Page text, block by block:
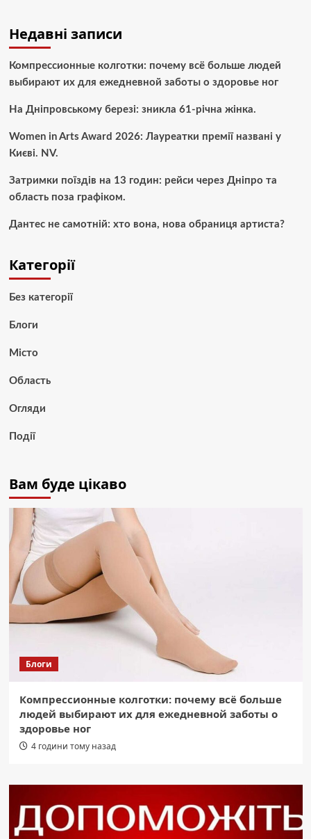
Недавні записи
Компрессионные колготки: почему всё больше людей
выбирают их для ежедневной заботы о здоровье ног
На Дніпровському березі: зникла 61-річна жінка.
Women in Arts Award 2026: Лауреатки премії названі у
Києві. NV.
Затримки поїздів на 13 годин: рейси через Дніпро та
область поза графіком.
Дантес не самотній: хто вона, нова обраниця артиста?
Категорії
Без категорії
Блоги
Місто
Область
Огляди
Події
Вам буде цікаво
Блоги
Компрессионные колготки: почему всё больше
людей выбирают их для ежедневной заботы о
здоровье ног
4 години тому назад